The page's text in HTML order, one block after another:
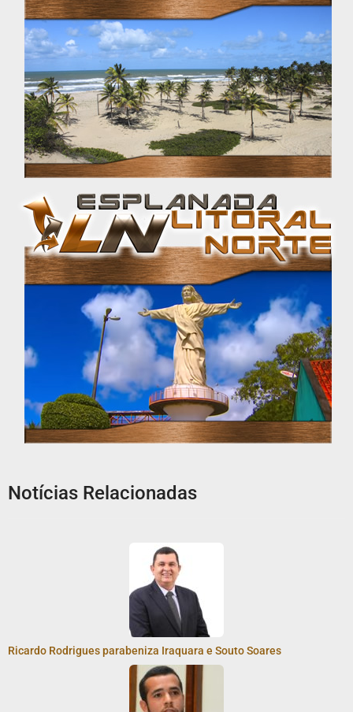
Notícias Relacionadas
Ricardo Rodrigues parabeniza Iraquara e Souto Soares